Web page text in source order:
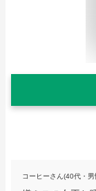
コーヒーさん(40代・男